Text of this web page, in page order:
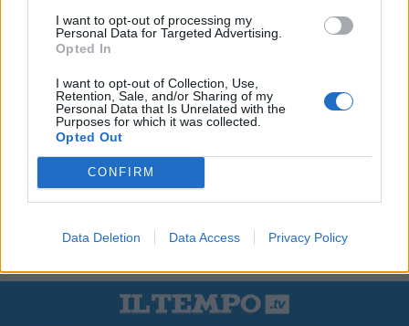
I want to opt-out of processing my
Personal Data for Targeted Advertising.
Opted In
I want to opt-out of Collection, Use,
Retention, Sale, and/or Sharing of my
Personal Data that Is Unrelated with the
Purposes for which it was collected.
Opted Out
CONFIRM
Data Deletion Data Access Privacy Policy